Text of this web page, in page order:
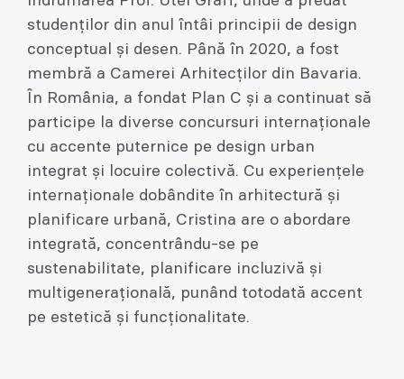
studenților din anul întâi principii de design
conceptual și desen. Până în 2020, a fost
membră a Camerei Arhitecților din Bavaria.
În România, a fondat Plan C și a continuat să
participe la diverse concursuri internaționale
cu accente puternice pe design urban
integrat și locuire colectivă. Cu experiențele
internaționale dobândite în arhitectură și
planificare urbană, Cristina are o abordare
integrată, concentrându-se pe
sustenabilitate, planificare incluzivă și
multigenerațională, punând totodată accent
pe estetică și funcționalitate.